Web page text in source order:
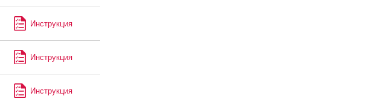
Инструкция
Инструкция
Инструкция